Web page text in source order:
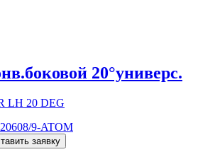
20°универс.
LH 20 DEG
9-ATOM
заявку